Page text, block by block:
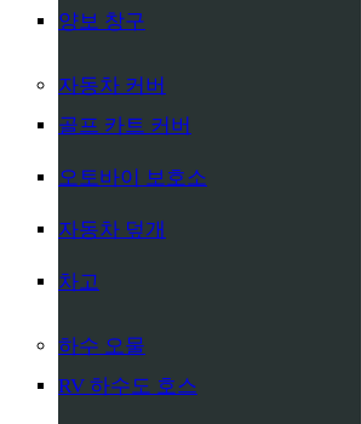
양보 창구
자동차 커버
골프 카트 커버
오토바이 보호소
자동차 덮개
차고
하수 오물
RV 하수도 호스